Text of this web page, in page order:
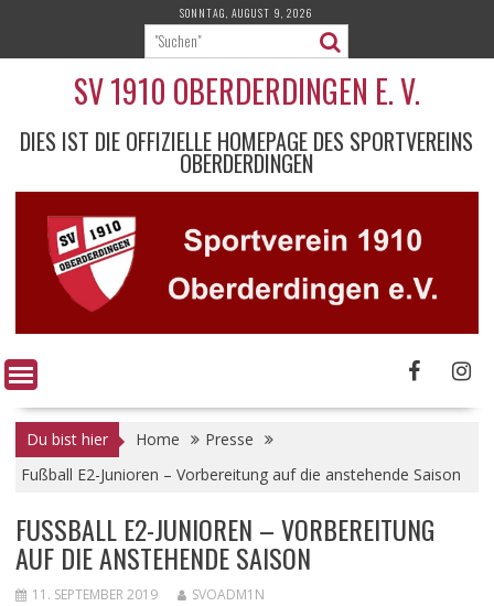
content
SONNTAG, AUGUST 9, 2026
SV 1910 OBERDERDINGEN E. V.
DIES IST DIE OFFIZIELLE HOMEPAGE DES SPORTVEREINS
OBERDERDINGEN
Du bist hier Home
Presse
Fußball E2-Junioren – Vorbereitung auf die anstehende Saison
FUSSBALL E2-JUNIOREN – VORBEREITUNG A
UF DIE ANSTEHENDE SAISON
11. SEPTEMBER 2019 SVOADM1N